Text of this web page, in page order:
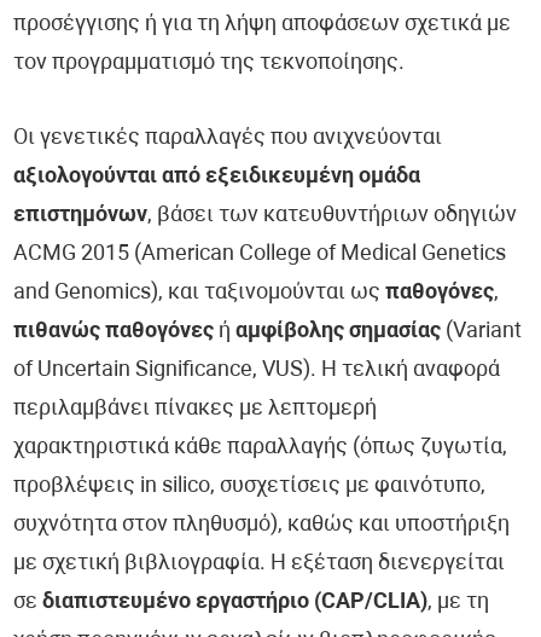
προσέγγισης ή για τη λήψη αποφάσεων σχετικά με
τον προγραμματισμό της τεκνοποίησης.
Οι γενετικές παραλλαγές που ανιχνεύονται
αξιολογούνται από εξειδικευμένη ομάδα
επιστημόνων, βάσει των κατευθυντήριων οδηγιών
ACMG 2015 (American College of Medical Genetics
and Genomics), και ταξινομούνται ωςπαθογόνες,
πιθανώς παθογόνες ήαμφίβολης σημασίας (Variant
of Uncertain Significance, VUS). Η τελική αναφορά
περιλαμβάνει πίνακες με λεπτομερή
χαρακτηριστικά κάθε παραλλαγής (όπως ζυγωτία,
προβλέψεις in silico, συσχετίσεις με φαινότυπο,
συχνότητα στον πληθυσμό), καθώς και υποστήριξη
με σχετική βιβλιογραφία. Η εξέταση διενεργείται
σεδιαπιστευμένο εργαστήριο (CAP/CLIA), με τη